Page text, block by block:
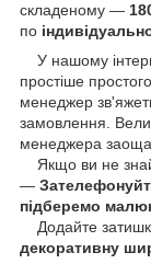
складеному —
по
У нашому
простіше
менеджер
замовлення.
менеджера
Якщо ви не
—
підберемо
Додайте
декоративну